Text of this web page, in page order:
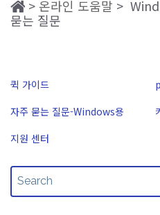
클라우드
PDF 온라인 도구
PDF JPG 변환
PDF 압축
전문용
PDF 폼
AI 문법 검사기
AI PDF 재작성
문서와 채팅하기
AI 이미지 생성기
최신 버전 업그레이드
새로운 기능
사용자 가이드
자주 묻는 질문
유튜브
네이버 블로그
검색
> 온라인 도움말 >
묻는 질문
퀵 가이드
자주 묻는 질문-Windows용
지원 센터